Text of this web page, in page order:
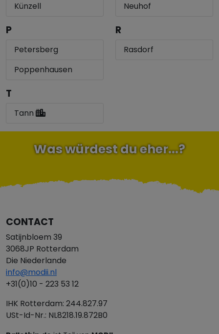
Künzell
Neuhof
P
Petersberg
Poppenhausen
R
Rasdorf
T
Tann
Was würdest du eher...?
CONTACT
Satijnbloem 39
3068JP Rotterdam
Die Niederlande
info@modii.nl
+31(0)10 - 223 53 12
IHK Rotterdam: 244.827.97
USt-Id-Nr.: NL8218.19.872B0